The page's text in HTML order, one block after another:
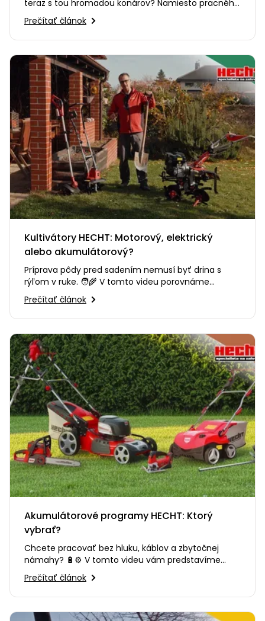
teraz s tou hromadou konárov? Namiesto pracného
odvážania alebo…
Prečítať článok
Kultivátory HECHT: Motorový, elektrický
alebo akumulátorový?
Príprava pôdy pred sadením nemusí byť drina s
rýľom v ruke. 🧑‍🌾 V tomto videu porovnáme
kultivátory HECHT a pomôžeme…
Prečítať článok
Akumulátorové programy HECHT: Ktorý
vybrať?
Chcete pracovať bez hluku, káblov a zbytočnej
námahy? 🔋⚙️ V tomto videu vám predstavíme
výhody moderného…
Prečítať článok